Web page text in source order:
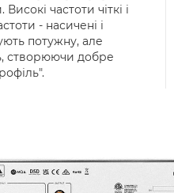
частоти чіткі і
- насичені і
потужну, але
створюючи добре